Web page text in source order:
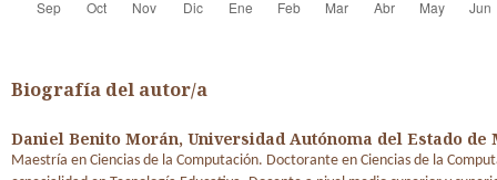
Biografía del autor/a
Daniel Benito Morán, Universidad Autónoma del Estado de
Maestría en Ciencias de la Computación. Doctorante en Ciencias de la